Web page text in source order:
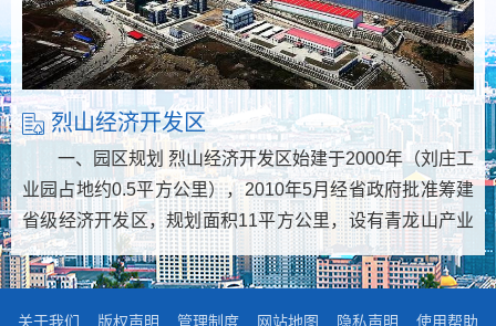
烈山经济开发区
一、园区规划 烈山经济开发区始建于2000年（刘庄工
业园占地约0.5平方公里），2010年5月经省政府批准筹建
省级经济开发区，规划面积11平方公里，设有青龙山产业
园、新蔡工业园、宝迪工业园3个园区，主<查看更多>
淮北高新技术产业开发区
淮北高新技术产业开发区原名淮北经济开发区，是
1996年2月经省政府批准设立的省级开发区，由商贸综合
区(4.24平方公里)、龙湖园区(7.89平方公里)和新区(17.65
平方公里)组成，核准总面积29.<查看更多>
关于我们 版权声明 管理制度 网站地图 隐私声明 使用帮助